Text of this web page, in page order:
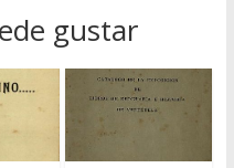
gustar